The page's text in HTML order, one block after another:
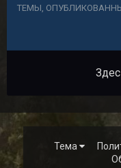
ТЕМЫ,
Тема